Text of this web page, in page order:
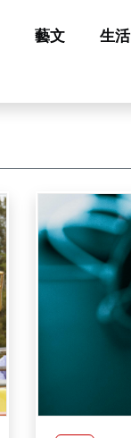
藝文 生活